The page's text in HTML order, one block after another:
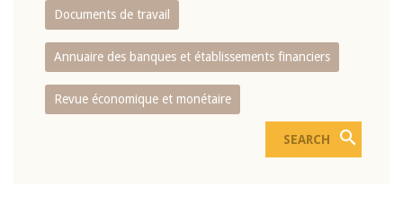
Documents de travail
Annuaire des banques et établissements financiers
Revue économique et monétaire